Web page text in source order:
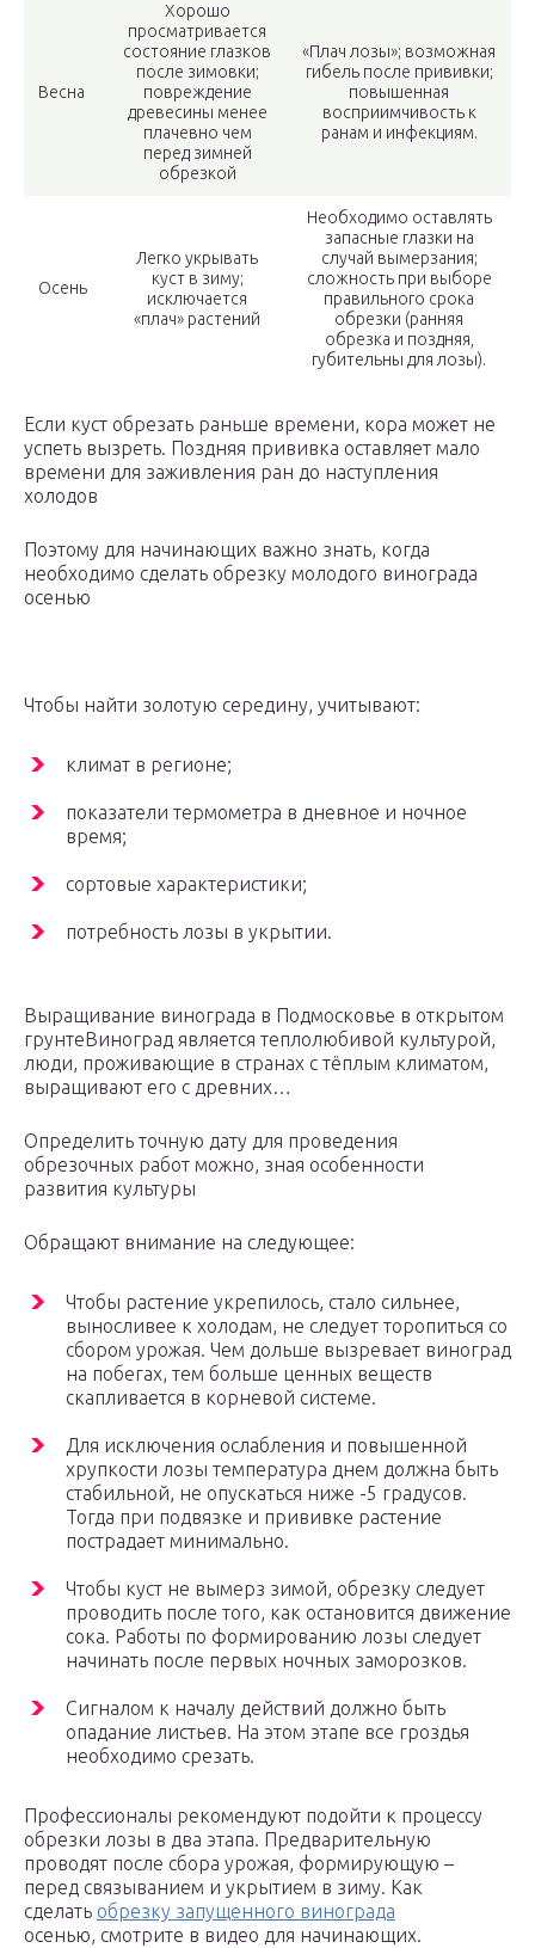
Весна
Хорошо
просматривается
состояние глазков
после зимовки;
повреждение
древесины менее
плачевно чем
перед зимней
обрезкой
«Плач лозы»; возможная
гибель после прививки;
повышенная
восприимчивость к
ранам и инфекциям.
Осень
Легко укрывать
куст в зиму;
исключается
«плач» растений
Необходимо оставлять
запасные глазки на
случай вымерзания;
сложность при выборе
правильного срока
обрезки (ранняя
обрезка и поздняя,
губительны для лозы).
Если куст обрезать раньше времени, кора может не
успеть вызреть. Поздняя прививка оставляет мало
времени для заживления ран до наступления
холодов
Поэтому для начинающих важно знать, когда
необходимо сделать обрезку молодого винограда
осенью
Чтобы найти золотую середину, учитывают:
климат в регионе;
показатели термометра в дневное и ночное
время;
сортовые характеристики;
потребность лозы в укрытии.
Выращивание винограда в Подмосковье в открытом
грунтеВиноград является теплолюбивой культурой,
люди, проживающие в странах с тёплым климатом,
выращивают его с древних…
Определить точную дату для проведения
обрезочных работ можно, зная особенности
развития культуры
Обращают внимание на следующее:
Чтобы растение укрепилось, стало сильнее,
выносливее к холодам, не следует торопиться со
сбором урожая. Чем дольше вызревает виноград
на побегах, тем больше ценных веществ
скапливается в корневой системе.
Для исключения ослабления и повышенной
хрупкости лозы температура днем должна быть
стабильной, не опускаться ниже -5 градусов.
Тогда при подвязке и прививке растение
пострадает минимально.
Чтобы куст не вымерз зимой, обрезку следует
проводить после того, как остановится движение
сока. Работы по формированию лозы следует
начинать после первых ночных заморозков.
Сигналом к началу действий должно быть
опадание листьев. На этом этапе все гроздья
необходимо срезать.
Профессионалы рекомендуют подойти к процессу
обрезки лозы в два этапа. Предварительную
проводят после сбора урожая, формирующую –
перед связыванием и укрытием в зиму. Как
сделать обрезку запущенного винограда
осенью, смотрите в видео для начинающих.